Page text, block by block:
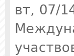
вт, 07/